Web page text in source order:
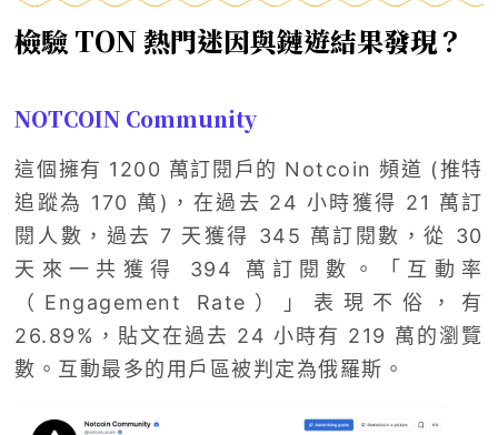
檢驗 TON 熱門迷因與鏈遊結果發現？
NOTCOIN Community
這個擁有 1200 萬訂閱戶的 Notcoin 頻道 (推特
追蹤為 170 萬)，在過去 24 小時獲得 21 萬訂
閱人數，過去 7 天獲得 345 萬訂閱數，從 30
天來一共獲得 394 萬訂閱數。「互動率
（Engagement Rate）」表現不俗，有
26.89%，貼文在過去 24 小時有 219 萬的瀏覽
數。互動最多的用戶區被判定為俄羅斯。